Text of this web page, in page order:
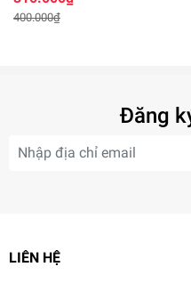
400.000₫
Đăng
LIÊN HỆ